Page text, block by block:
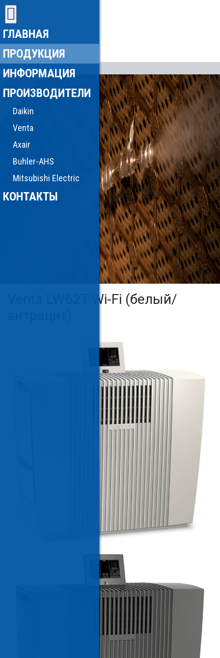
ГЛАВНАЯ
ПРОДУКЦИЯ
ИНФОРМАЦИЯ
ПРОИЗВОДИТЕЛИ
Daikin
Venta
Axair
Buhler-AHS
Mitsubishi Electric
КОНТАКТЫ
Venta LW62T Wi-Fi (белый/